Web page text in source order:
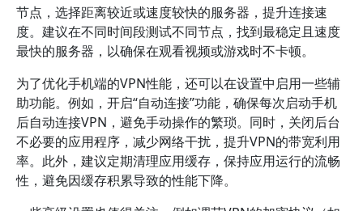
节点，选择距离较近或速度较快的服务器，提升连接速
度。建议在不同时间段测试不同节点，找到最稳定且速度
最快的服务器，以确保在观看视频或游戏时不卡顿。
为了优化手机端的VPN性能，还可以在设置中启用一些辅
助功能。例如，开启“自动连接”功能，确保每次启动手机
后自动连接VPN，避免手动操作的繁琐。同时，关闭后台
不必要的应用程序，减少网络干扰，提升VPN的带宽利用
率。此外，建议定期清理应用缓存，保持应用运行的流畅
性，避免因缓存积累导致的性能下降。